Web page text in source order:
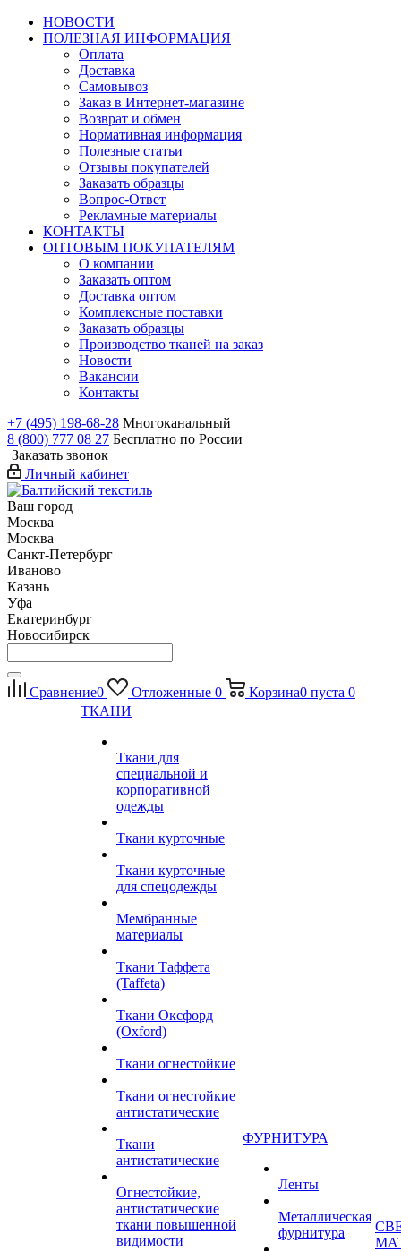
НОВОСТИ
ПОЛЕЗНАЯ ИНФОРМАЦИЯ
Оплата
Доставка
Самовывоз
Заказ в Интернет-магазине
Возврат и обмен
Нормативная информация
Полезные статьи
Отзывы покупателей
Заказать образцы
Вопрос-Ответ
Рекламные материалы
КОНТАКТЫ
ОПТОВЫМ ПОКУПАТЕЛЯМ
О компании
Заказать оптом
Доставка оптом
Комплексные поставки
Заказать образцы
Производство тканей на заказ
Новости
Вакансии
Контакты
+7 (495) 198-68-28 Многоканальный
8 (800) 777 08 27 Бесплатно по России
Заказать звонок
Личный кабинет
Ваш город
Москва
Москва
Санкт-Петербург
Иваново
Казань
Уфа
Екатеринбург
Новосибирск
Сравнение0 Отложенные 0 Корзина0 пуста 0
ТКАНИ
Ткани для
специальной и
корпоративной
одежды
Ткани курточные
Ткани курточные
для спецодежды
Мембранные
материалы
Ткани Таффета
(Taffeta)
Ткани Оксфорд
(Oxford)
Ткани огнестойкие
Ткани огнестойкие
антистатические
Ткани
антистатические
Огнестойкие,
антистатические
ткани повышенной
видимости
ФУРНИТУРА
Ленты
Металлическая
фурнитура